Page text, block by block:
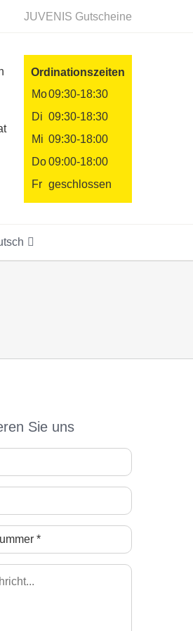
JUVENIS Gutscheine
Ordinationszeiten
Mo09:30-18:30
Di 09:30-18:30
Mi 09:30-18:00
Do09:00-18:00
Fr geschlossen
Sie uns